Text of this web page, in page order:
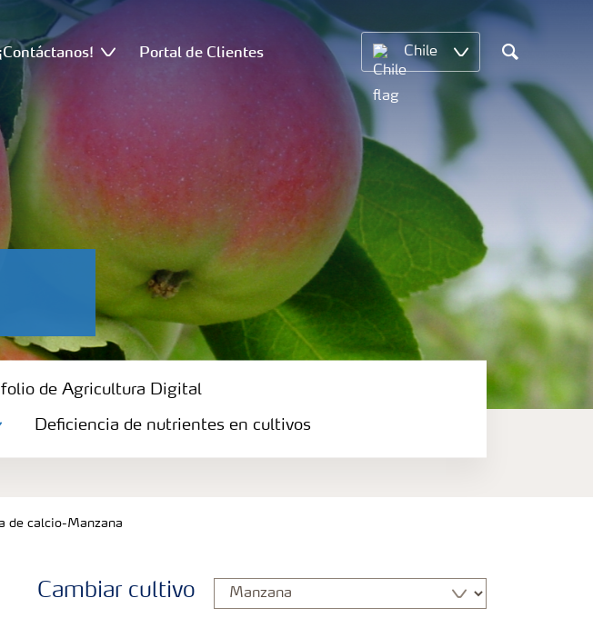
Portal de Clientes Chile
Search
de Agricultura Digital
Deficiencia de nutrientes en cultivos
de calcio-Manzana
Cambiar cultivo